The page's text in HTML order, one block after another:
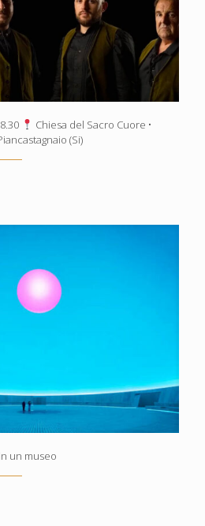
Chiesa del Sacro Cuore •
(Si)
un museo